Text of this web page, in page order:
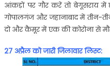
आंकड़ों पर गौर करें तो बेगूसराय में
गोपालगंज और जहानाबाद में तीन-
दो और कैमूर में एक की कोरोना से
27 अप्रैल को जारी जिलावार लिस्ट: